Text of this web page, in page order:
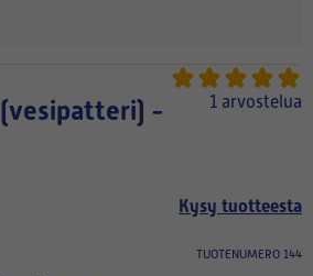
1 arvostelua
Kysy tuotteesta
TUOTENUMERO 144